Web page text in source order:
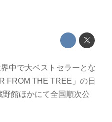
中で大ベストセラーとな
FROM THE TREE」の日
館ほかにて全国順次公